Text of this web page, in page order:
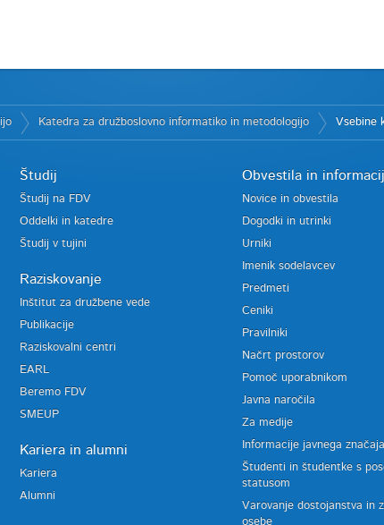
Katedra za družboslovno informatiko in metodologijo Vsebine
Študij
Študij na FDV
Oddelki in katedre
Študij v tujini
Raziskovanje
Inštitut za družbene vede
Publikacije
Raziskovalni centri
EARL
Beremo FDV
SMEUP
Kariera in alumni
Kariera
Alumni
Obvestila in
Novice in obvestila
Dogodki in utrinki
Urniki
Imenik sodelavcev
Predmeti
Ceniki
Pravilniki
Načrt prostorov
Pomoč uporabnikom
Javna naročila
Za medije
Informacije javnega značaja
Študenti in študentke s
statusom
Varovanje dostojanstva in
osebe